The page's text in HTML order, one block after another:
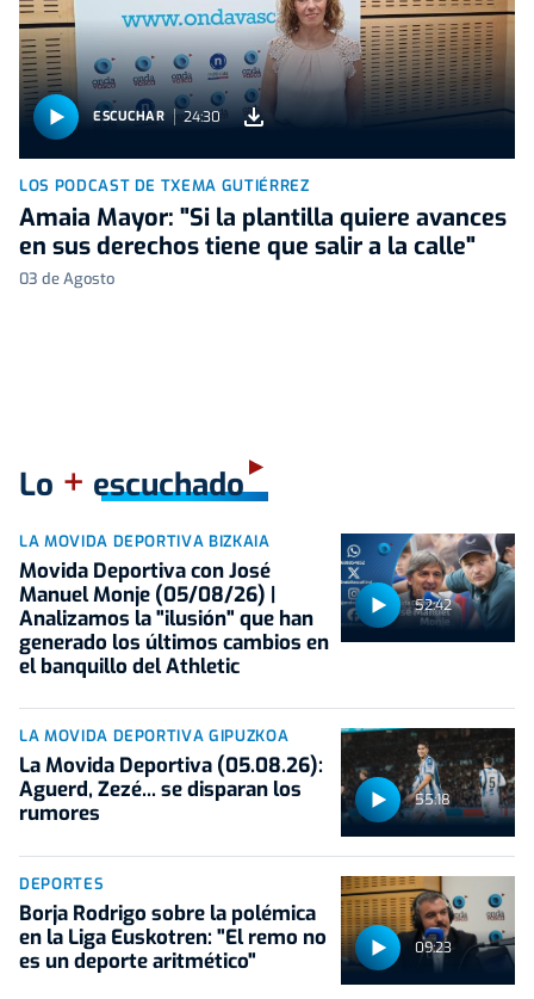
ESCUCHAR 24:30
LOS PODCAST DE TXEMA GUTIÉRREZ
Amaia Mayor: "Si la plantilla quiere avances
en sus derechos tiene que salir a la calle"
03 de Agosto
Lo + escuchado
52:42
LA MOVIDA DEPORTIVA BIZKAIA
Movida Deportiva con José
Manuel Monje (05/08/26) |
Analizamos la "ilusión" que han
generado los últimos cambios en
el banquillo del Athletic
55:18
LA MOVIDA DEPORTIVA GIPUZKOA
La Movida Deportiva (05.08.26):
Aguerd, Zezé... se disparan los
rumores
09:23
DEPORTES
Borja Rodrigo sobre la polémica
en la Liga Euskotren: "El remo no
es un deporte aritmético"